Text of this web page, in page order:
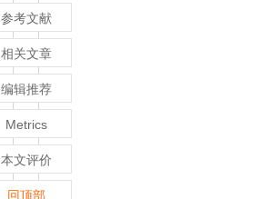
参考文献
相关文章
编辑推荐
Metrics
本文评价
回顶部